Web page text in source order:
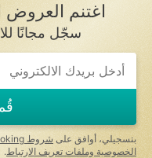
اغتنم
سجّل مجانًا
بتسجيلي، أوافق على شروط Halalbooking للاستخدام
الخصوصية وملفات تعريف الارتباط .